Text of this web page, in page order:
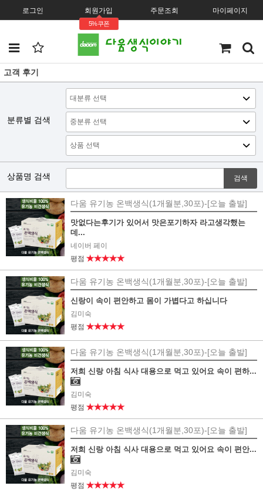
로그인 회원가입
5%쿠폰
주문조회 마이페이지
고객 후기
분류별 검색
상품명 검색 검색
다움 유기농 온백생식(1개월분,30포)-[오늘 출발]
맛없다는후기가 있어서 맛은포기하자 라고생각했는
데...
네이버 페이
평점 ★★★★★
다움 유기농 온백생식(1개월분,30포)-[오늘 출발]
신랑이 속이 편안하고 몸이 가볍다고 하십니다
김미숙
평점 ★★★★★
다움 유기농 온백생식(1개월분,30포)-[오늘 출발]
저희 신랑 아침 식사 대용으로 먹고 있어요 속이 편하...
김미숙
평점 ★★★★★
다움 유기농 온백생식(1개월분,30포)-[오늘 출발]
저희 신랑 아침 식사 대용으로 먹고 있어요 속이 편안...
김미숙
평점 ★★★★★